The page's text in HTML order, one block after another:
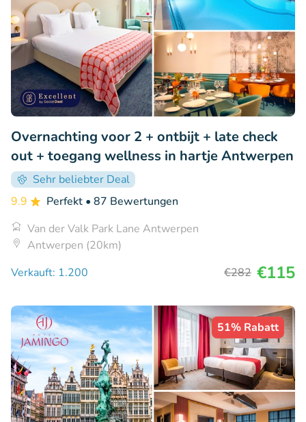
Overnachting voor 2 + ontbijt + late check
out + toegang wellness in hartje Antwerpen
Sehr beliebter Deal
9.9
Perfekt • 87 Bewertungen
Van der Valk Park Lane Antwerpen
Antwerpen (20km)
Verkauft: 1.200
€282 €115
51% Rabatt